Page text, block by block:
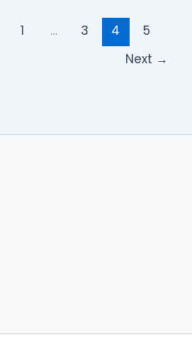
1 … 3 4
5
Next →